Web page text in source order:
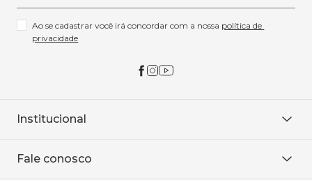
Ao se cadastrar você irá concordar com a nossa política de
privacidade
Institucional
Onde encontrar
Fale conosco